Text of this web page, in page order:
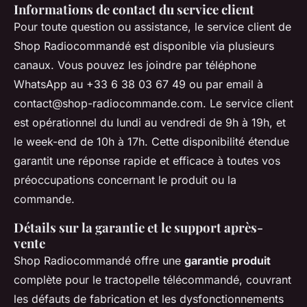
Informations de contact du service client
Pour toute question ou assistance, le service client de
Shop Radiocommandé est disponible via plusieurs
canaux. Vous pouvez les joindre par téléphone
WhatsApp au +33 6 38 03 67 49 ou par email à
contact@shop-radiocommande.com. Le service client
est opérationnel du lundi au vendredi de 9h à 19h, et
le week-end de 10h à 17h. Cette disponibilité étendue
garantit une réponse rapide et efficace à toutes vos
préoccupations concernant le produit ou la
commande.
Détails sur la garantie et le support après-
vente
Shop Radiocommandé offre une garantie produit
complète pour le tractopelle télécommandé, couvrant
les défauts de fabrication et les dysfonctionnements